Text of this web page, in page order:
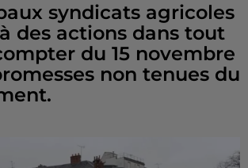
syndicats agricoles
des actions dans tout
du 15 novembre
non tenues du